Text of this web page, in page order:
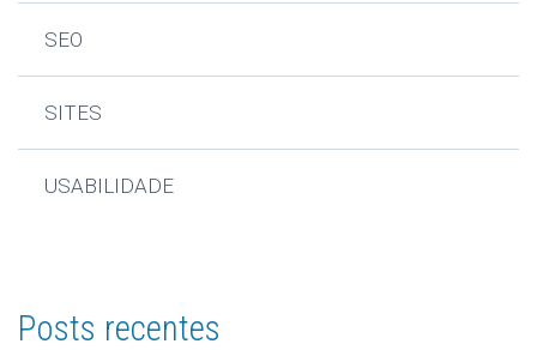
SEO
SITES
USABILIDADE
Posts recentes